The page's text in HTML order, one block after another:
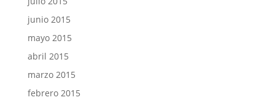
junio 2015
mayo 2015
abril 2015
marzo 2015
febrero 2015